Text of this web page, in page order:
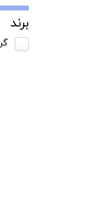
برند